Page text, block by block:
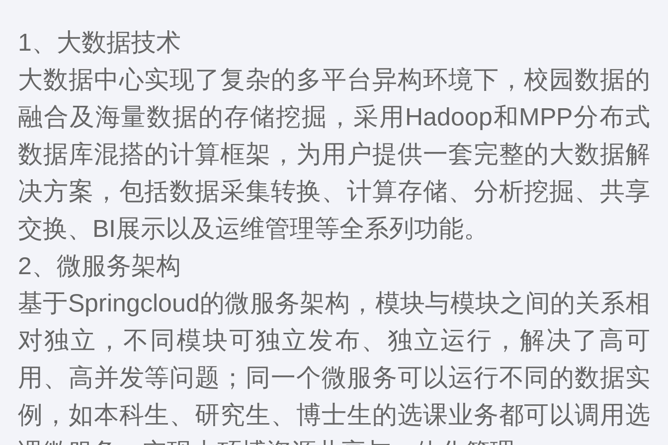
1、大数据技术
大数据中心实现了复杂的多平台异构环境下，校园数据的
融合及海量数据的存储挖掘，采用Hadoop和MPP分布式
数据库混搭的计算框架，为用户提供一套完整的大数据解
决方案，包括数据采集转换、计算存储、分析挖掘、共享
交换、BI展示以及运维管理等全系列功能。
2、微服务架构
基于Springcloud的微服务架构，模块与模块之间的关系相
对独立，不同模块可独立发布、独立运行，解决了高可
用、高并发等问题；同一个微服务可以运行不同的数据实
例，如本科生、研究生、博士生的选课业务都可以调用选